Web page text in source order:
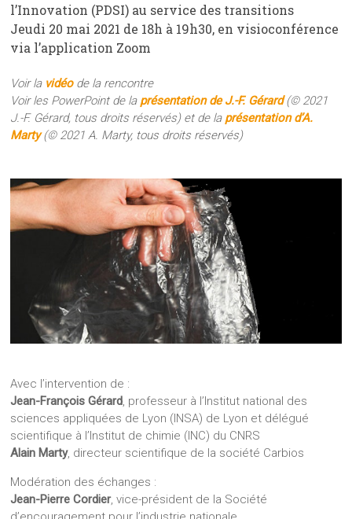
l’Innovation (PDSI) au service des transitions
Jeudi 20 mai 2021 de 18h à 19h30, en visioconférence
via l’application Zoom
Voir la vidéode la rencontre
Voir les PowerPoint de la présentation de J.-F. Gérard(© 2021
J.-F. Gérard, tous droits réservés) et de la présentation d’A.
Marty(© 2021 A. Marty, tous droits réservés)
Avec l’intervention de :
Jean-François Gérard, professeur à l’Institut national des
sciences appliquées de Lyon (INSA) de Lyon et délégué
scientifique à l’Institut de chimie (INC) du CNRS
Alain Marty, directeur scientifique de la société Carbios
Modération des échanges :
Jean-Pierre Cordier, vice-président de la Société